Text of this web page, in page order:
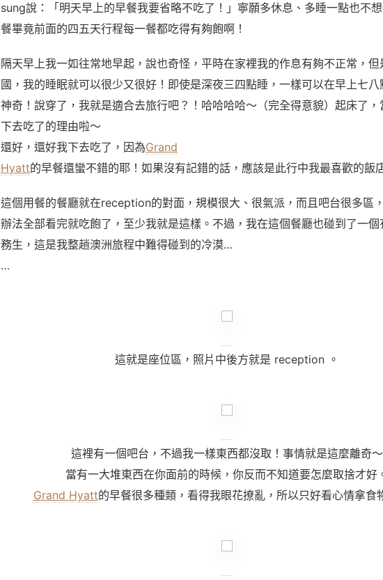
sung說：「明天早上的早餐我要省略不吃了！」寧願多休息、多睡一點也不
餐畢竟前面的四五天行程每一餐都吃得有夠飽啊！
隔天早上我一如往常地早起，說也奇怪，平時在家裡我的作息有夠不正常，但
國，我的睡眠就可以很少又很好！即使是深夜三四點睡，一樣可以在早上七八
神奇！說穿了，我就是適合去旅行吧？！哈哈哈哈～（完全得意貌）起床了，
下去吃了的理由啦～
還好，還好我下去吃了，因為Grand
Hyatt的早餐還蠻不錯的耶！如果沒有記錯的話，應該是此行中我最喜歡的飯
這個用餐的餐廳就在reception的對面，規模很大、很氣派，而且吧台很多區
辦法全部看完就吃飽了，至少我就是這樣。不過，我在這個餐廳也碰到了一個
務生，這是我整趟澳洲旅程中難得碰到的冷漠…
…
這就是座位區，照片中後方就是 reception 。
這裡有一個吧台，不過我一樣東西都沒取！事情就是這麼離奇～
當有一大堆東西在你面前的時候，你反而不知道要怎麼取捨才好
Grand Hyatt的早餐很多種類，看得我眼花撩亂，所以只好看心情拿食